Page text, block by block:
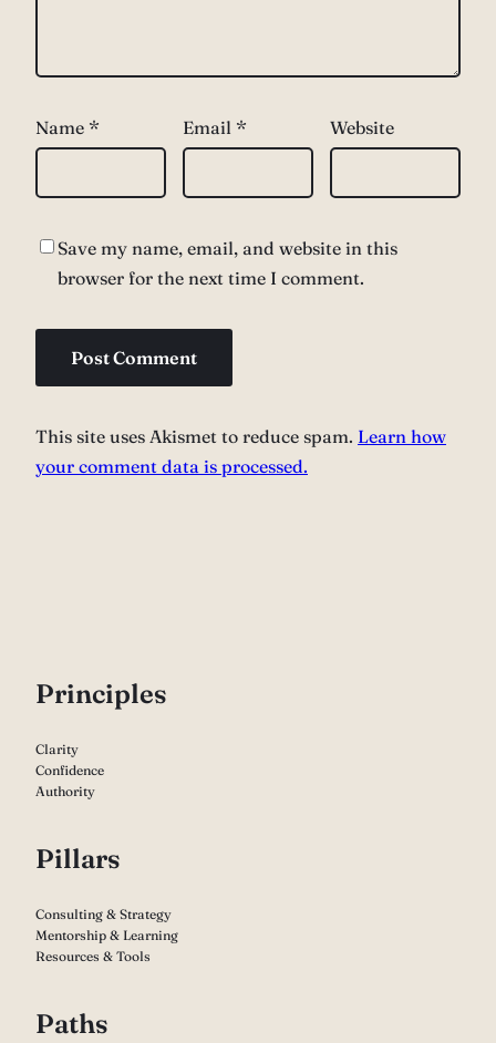
Name * Email * Website
Save my name, email, and website in this
browser for the next time I comment.
This site uses Akismet to reduce spam. Learn how
your comment data is processed.
Principles
Clarity
Confidence
Authority
Pillars
Consulting & Strategy
Mentorship & Learning
Resources & Tools
Paths